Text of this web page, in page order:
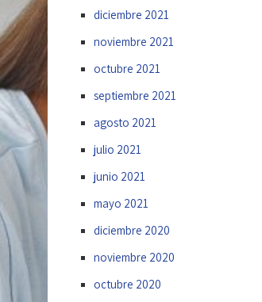
diciembre 2021
noviembre 2021
octubre 2021
septiembre 2021
agosto 2021
julio 2021
junio 2021
mayo 2021
diciembre 2020
noviembre 2020
octubre 2020